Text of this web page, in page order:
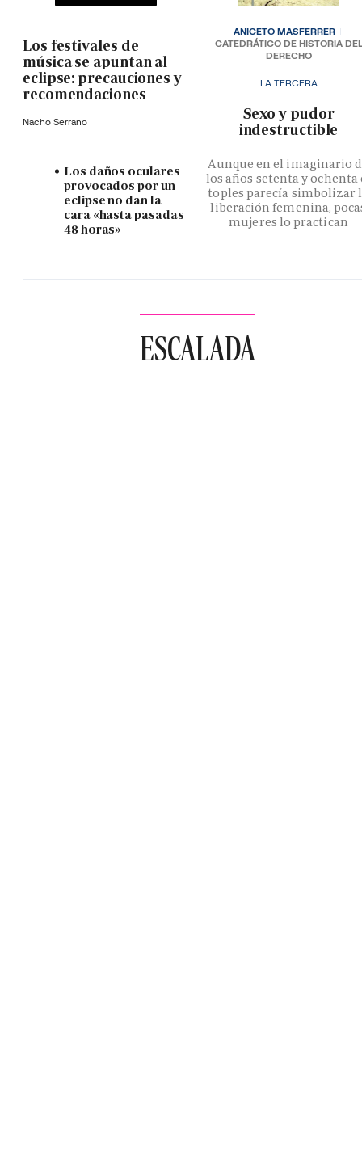
Los festivales de
música se apuntan al
eclipse: precauciones y
recomendaciones
Nacho Serrano
Los daños oculares
provocados por un
eclipse no dan la
cara «hasta pasadas
48 horas»
LA TERCERA
­Sexo y pudor
indestructible
Aunque en el imaginario
los años setenta y ochenta
toples parecía simbolizar
liberación femenina,
mujeres lo practican
ANICETO MASFERRER
CATEDRÁTICO DE HISTORIA DEL
DERECHO
ESCALADA